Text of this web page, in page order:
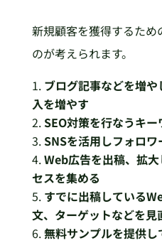
新規顧客を獲得するた
のが考えられます。
ブログ記事などを増
入を増やす
SEO対策を行なうキ
SNSを活用しフォロワ
Web広告を出稿、拡
セスを集める
すでに出稿している
文、ターゲットなどを見
無料サンプルを提供し